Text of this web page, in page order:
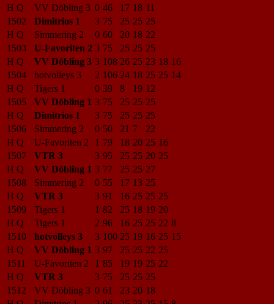
H Q
VV Döbling 3 0 46 17 18 11
1502
Dimitrios 1 3 75 25 25 25
H Q
Simmering 2 0 60 20 18 22
1503
U-Favoriten 2 3 75 25 25 25
H Q
VV Döbling 3 3 108 26 25 23 18 16
1504
hotvolleys 3 2 106 24 18 25 25 14
H Q
Tigers 1 0 39 8 19 12
1505
VV Döbling 1 3 75 25 25 25
H Q
Dimitrios 1 3 75 25 25 25
1506
Simmering 2 0 50 21 7
22
H Q
U-Favoriten 2 1 79 18 20 25 16
1507
VTR 3 3 95 25 25 20 25
H Q
VV Döbling 1 3 77 25 25 27
1508
Simmering 2 0 55 17 13 25
H Q
VTR 3 3 91 16 25 25 25
1509
Tigers 1 1 82 25 18 19 20
H Q
Tigers 1 2 96 16 25 25 22 8
1510
hotvolleys 3 3 100 25 19 16 25 15
H Q
VV Döbling 1 3 97 25 25 22 25
1511
U-Favoriten 2 1 85 19 19 25 22
H Q
VTR 3 3 75 25 25 25
1512
VV Döbling 3 0 61 23 20 18